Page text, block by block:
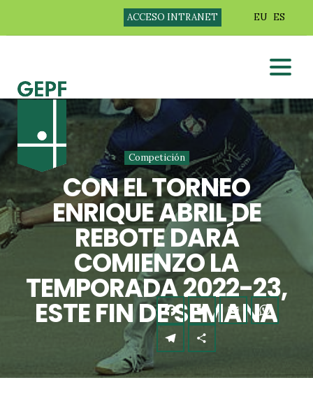
ACCESO INTRANET EU ES
Competición
CON EL TORNEO
ENRIQUE ABRIL DE
REBOTE DARÁ
COMIENZO LA
TEMPORADA 2022-23,
ESTE FIN DE SEMANA